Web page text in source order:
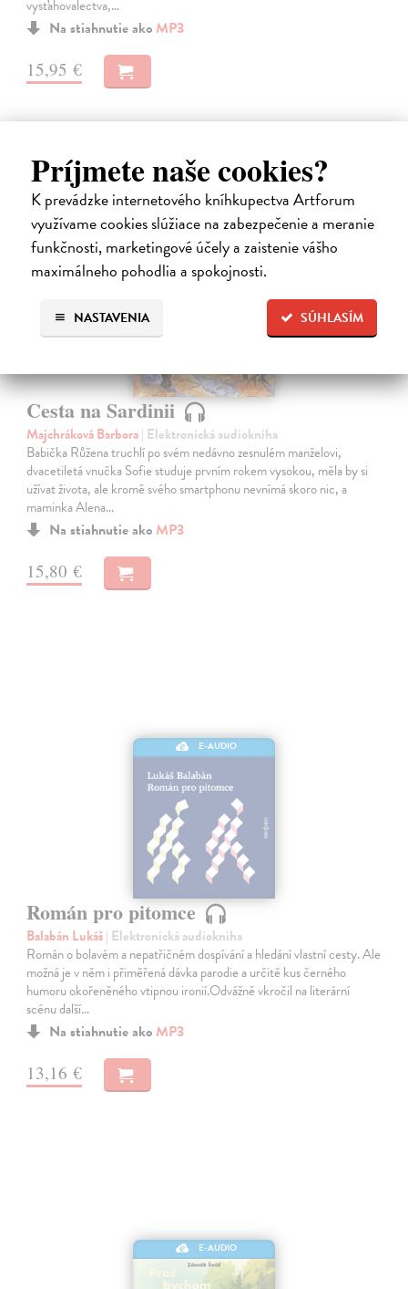
Príjmete naše cookies?
K prevádzke internetového kníhkupectva Artforum
využívame cookies slúžiace na zabezpečenie a meranie
funkčnosti, marketingové účely a zaistenie vášho
maximálneho pohodlia a spokojnosti.
SÚHLASÍM
NASTAVENIA
vysťahovalectva,…
Na stiahnutie ako MP3
15,95 €
E-AUDIO
novinka
Cesta na Sardinii
Majchráková Barbora| Elektronická audiokniha
Babička Růžena truchlí po svém nedávno zesnulém manželovi,
dvacetiletá vnučka Sofie studuje prvním rokem vysokou, měla by si
užívat života, ale kromě svého smartphonu nevnímá skoro nic, a
maminka Alena…
Na stiahnutie ako MP3
15,80 €
E-AUDIO
Román pro pitomce
Balabán Lukáš| Elektronická audiokniha
Román o bolavém a nepatřičném dospívání a hledání vlastní cesty. Ale
možná je v něm i přiměřená dávka parodie a určitě kus černého
humoru okořeněného vtipnou ironií.Odvážně vkročil na literární
scénu další…
Na stiahnutie ako MP3
13,16 €
E-AUDIO